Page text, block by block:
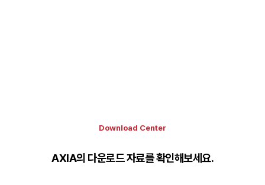
Download Center
AXIA의 다운로드 자료를 확인해보세요.